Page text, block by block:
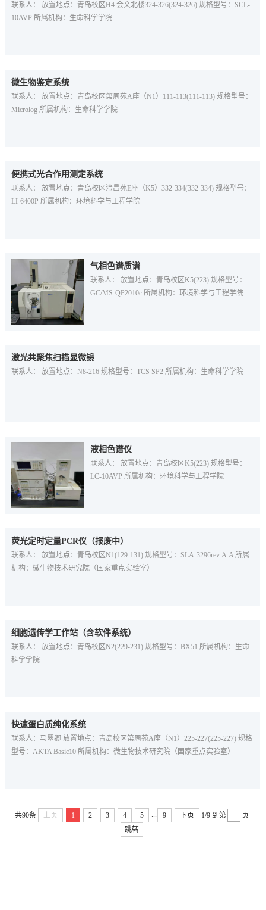
联系人： 放置地点：青岛校区H4 会文北楼324-326(324-326) 规格型号：SCL-
10AVP 所属机构：生命科学学院
微生物鉴定系统
联系人： 放置地点：青岛校区第周苑A座（N1）111-113(111-113) 规格型号：
Microlog 所属机构：生命科学学院
便携式光合作用测定系统
联系人： 放置地点：青岛校区淦昌苑E座（K5）332-334(332-334) 规格型号：
LI-6400P 所属机构：环境科学与工程学院
气相色谱质谱
联系人： 放置地点：青岛校区K5(223) 规格型号：
GC/MS-QP2010c 所属机构：环境科学与工程学院
激光共聚焦扫描显微镜
联系人： 放置地点：N8-216 规格型号：TCS SP2 所属机构：生命科学学院
液相色谱仪
联系人： 放置地点：青岛校区K5(223) 规格型号：
LC-10AVP 所属机构：环境科学与工程学院
荧光定时定量PCR仪（报废中）
联系人： 放置地点：青岛校区N1(129-131) 规格型号：SLA-3296rev:A.A 所属
机构：微生物技术研究院（国家重点实验室）
细胞遗传学工作站（含软件系统）
联系人： 放置地点：青岛校区N2(229-231) 规格型号：BX51 所属机构：生命
科学学院
快速蛋白质纯化系统
联系人：马翠卿 放置地点：青岛校区第周苑A座（N1）225-227(225-227) 规格
型号：AKTA Basic10 所属机构：微生物技术研究院（国家重点实验室）
共90条 上页 1 2 3 4 5 9 下页 1/9 到第
页
跳转